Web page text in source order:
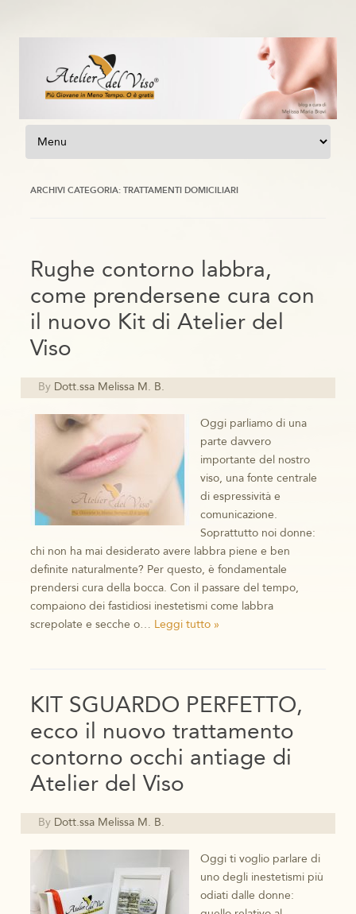
Vai al contenuto
ARCHIVI CATEGORIA: TRATTAMENTI DOMICILIARI
Rughe contorno labbra,
come prendersene cura con
il nuovo Kit di Atelier del
Viso
By Dott.ssa Melissa M. B.
Oggi parliamo di una
parte davvero
importante del nostro
viso, una fonte centrale
di espressività e
comunicazione.
Soprattutto noi donne:
chi non ha mai desiderato avere labbra piene e ben
definite naturalmente? Per questo, è fondamentale
prendersi cura della bocca. Con il passare del tempo,
compaiono dei fastidiosi inestetismi come labbra
screpolate e secche o… Leggi tutto »
KIT SGUARDO PERFETTO,
ecco il nuovo trattamento
contorno occhi antiage di
Atelier del Viso
By Dott.ssa Melissa M. B.
Oggi ti voglio parlare di
uno degli inestetismi più
odiati dalle donne: